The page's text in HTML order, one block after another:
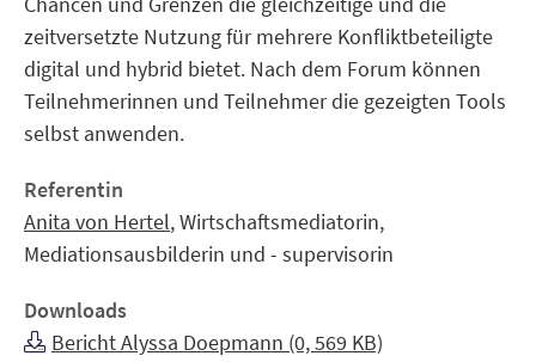
zeitversetzte Nutzung für mehrere Konfliktbeteiligte
digital und hybrid bietet. Nach dem Forum können
Teilnehmerinnen und Teilnehmer die gezeigten Tools
selbst anwenden.
Referentin
Anita von Hertel,Wirtschaftsmediatorin,
Mediationsausbilderin und - supervisorin
Downloads
Bericht Alyssa Doepmann (0, 569 KB)